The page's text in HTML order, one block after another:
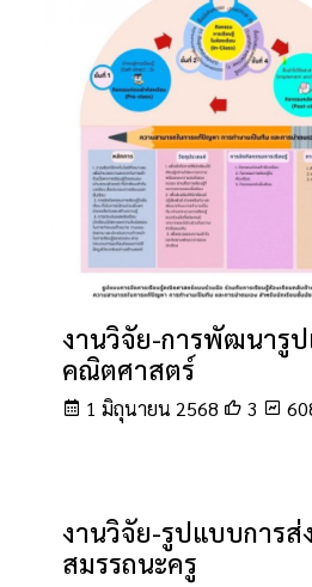
งานวิจัย-การพัฒนารูป
คณิตศาสตร์
1 มิถุนายน 2568 3
งานวิจัย-รูปแบบการส่
สมรรถนะครู